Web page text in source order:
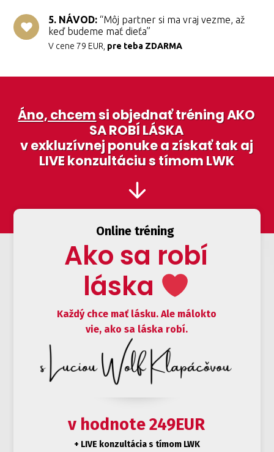
5. NÁVOD: “Môj partner si ma vraj vezme, až
keď budeme mať dieťa”
V cene 79 EUR, pre teba ZDARMA
Áno, chcemsi objednať tréning AKO
SA ROBÍ LÁSKA
v exkluzívnej ponuke a získať tak aj
LIVE konzultáciu s tímom LWK
Online tréning
Ako sa robí
láska
Každý chce mať lásku. Ale málokto
vie, ako sa láska robí.
v hodnote 249EUR
+ LIVE konzultácia s tímom LWK